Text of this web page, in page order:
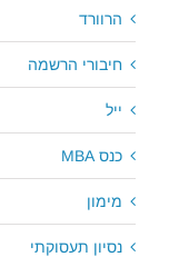
הרוורד
חיבורי הרשמה
ייל
כנס MBA
מימון
נסיון תעסוקתי